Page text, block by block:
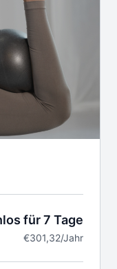
Laufzeitende
eigener
für 7 Tage
€301,32/Jahr